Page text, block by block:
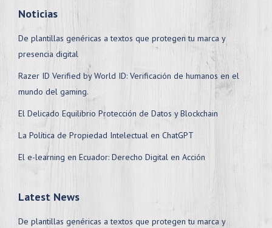
Noticias
De plantillas genéricas a textos que protegen tu marca y
presencia digital
Razer ID Verified by World ID: Verificación de humanos en el
mundo del gaming.
El Delicado Equilibrio Protección de Datos y Blockchain
La Política de Propiedad Intelectual en ChatGPT
El e-learning en Ecuador: Derecho Digital en Acción
Latest News
De plantillas genéricas a textos que protegen tu marca y